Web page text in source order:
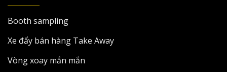
Booth sampling
Xe đẩy bán hàng Take Away
Vòng xoay mắn mắn